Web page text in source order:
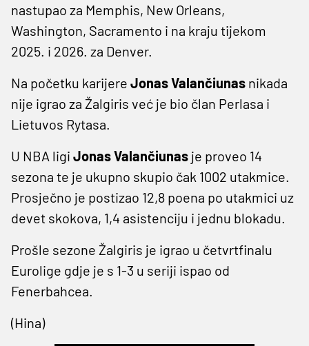
nastupao za Memphis, New Orleans,
Washington, Sacramento i na kraju tijekom
2025. i 2026. za Denver.
Na početku karijere Jonas Valančiunas nikada
nije igrao za Žalgiris već je bio član Perlasa i
Lietuvos Rytasa.
U NBA ligi Jonas Valančiunas je proveo 14
sezona te je ukupno skupio čak 1002 utakmice.
Prosječno je postizao 12,8 poena po utakmici uz
devet skokova, 1,4 asistenciju i jednu blokadu.
Prošle sezone Žalgiris je igrao u četvrtfinalu
Eurolige gdje je s 1-3 u seriji ispao od
Fenerbahcea.
(Hina)